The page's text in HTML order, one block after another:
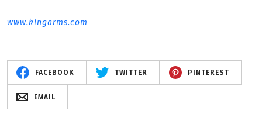
www.kingarms.com
FACEBOOK TWITTER PINTEREST
EMAIL